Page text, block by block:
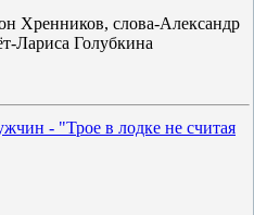
Хренников, слова-Александр
Лариса Голубкина
- "Трое в лодке не считая